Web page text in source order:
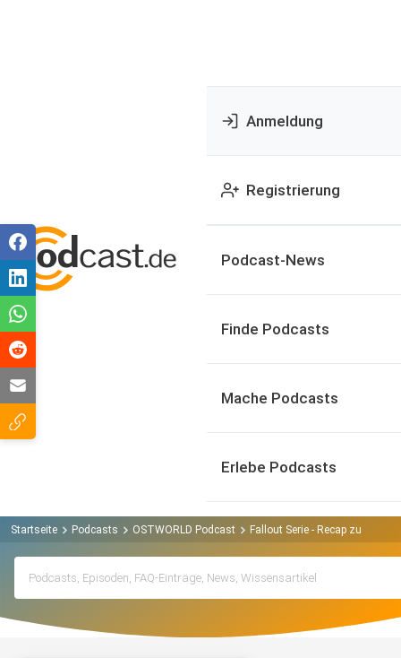
Anmeldung
Registrierung
Podcast-News
Finde Podcasts
Mache Podcasts
Erlebe Podcasts
Startseite Podcasts OSTWORLD Podcast Fallout Serie - Recap zur